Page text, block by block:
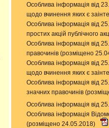
Особлива інформація від
щодо вчинення яких є
Особлива інформація від
простих акцій публічного
Особлива інформація від
правочинів (розміщено
Особлива інформація від
щодо вчинення яких є
Особлива інформація від
значних правочинів
Особлива інформація від
Особлива інформація
(розміщено 24.05.2018)